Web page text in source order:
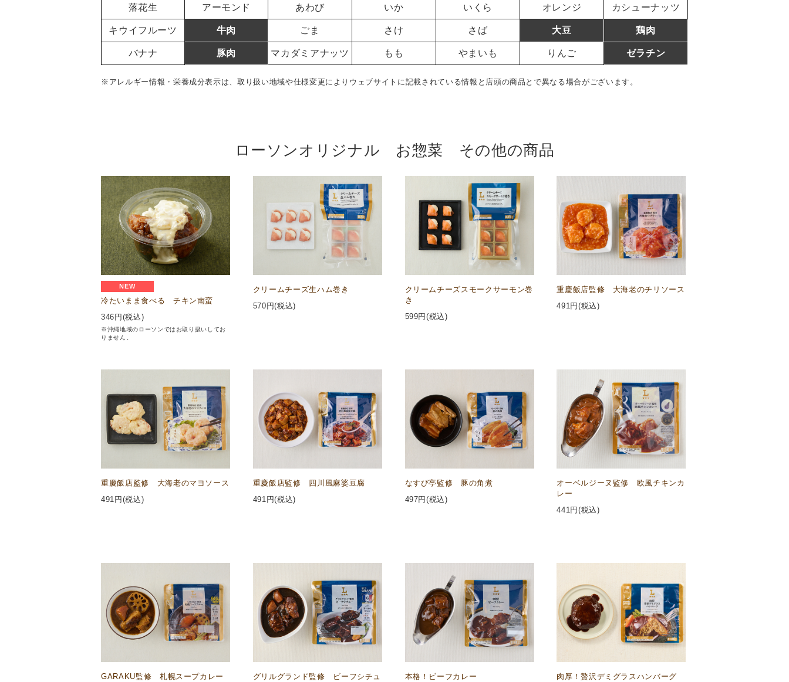
落花生 アーモンド あわび いか いくら オレンジ カシューナッツ
キウイフルーツ 牛肉 ごま さけ さば 大豆 鶏肉
バナナ 豚肉 マカダミアナッツ もも やまいも りんご ゼラチン
※アレルギー情報・栄養成分表示は、取り扱い地域や仕様変更によりウェブサイトに記載されている情報と店頭の商品とで異なる場合がございます。
ローソンオリジナル お惣菜 その他の商品
NEW
冷たいまま食べる チキン南蛮
346 円(税込)
※沖縄地域のローソンではお取り扱いしてお
りません。
クリームチーズ生ハム巻き
570 円(税込)
クリームチーズスモークサーモン巻
き
599円(税込)
重慶飯店監修 大海老のチリソース
491円(税込)
重慶飯店監修 大海老のマヨソース
491 円(税込)
重慶飯店監修 四川風麻婆豆腐
491 円(税込)
なすび亭監修 豚の角煮
497円(税込)
オーベルジーヌ監修 欧風チキンカ
レー
441円(税込)
GARAKU監修 札幌スープカレー
グリルグランド監修 ビーフシチュ
本格！ビーフカレー
肉厚！贅沢デミグラスハンバーグ